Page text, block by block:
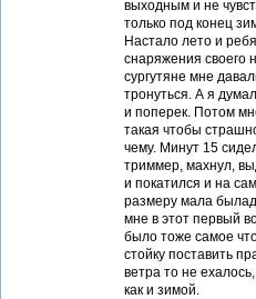
выходным и не
только под конец
Настало лето и
снаряжения своего
сургутяне мне
тронуться. А я
и поперек. Потом
такая чтобы
чему. Минут 15
триммер, махнул,
и покатился и на
размеру мала
мне в этот первый
было тоже самое
стойку поставить
ветра то не
как и зимой.